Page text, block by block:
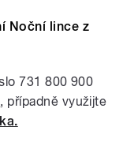
Noční lince z
731 800 900
, případně využijte